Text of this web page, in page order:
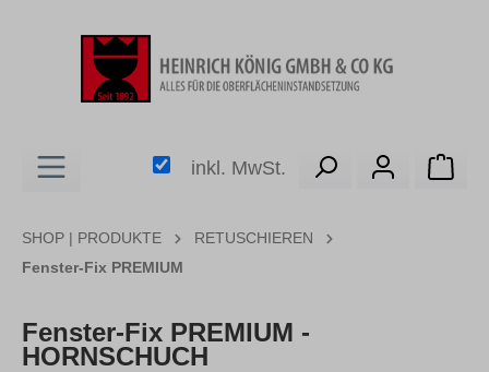
inkl. MwSt.
SHOP | PRODUKTE
RETUSCHIEREN
Fenster-Fix PREMIUM
Fenster-Fix PREMIUM -
HORNSCHUCH